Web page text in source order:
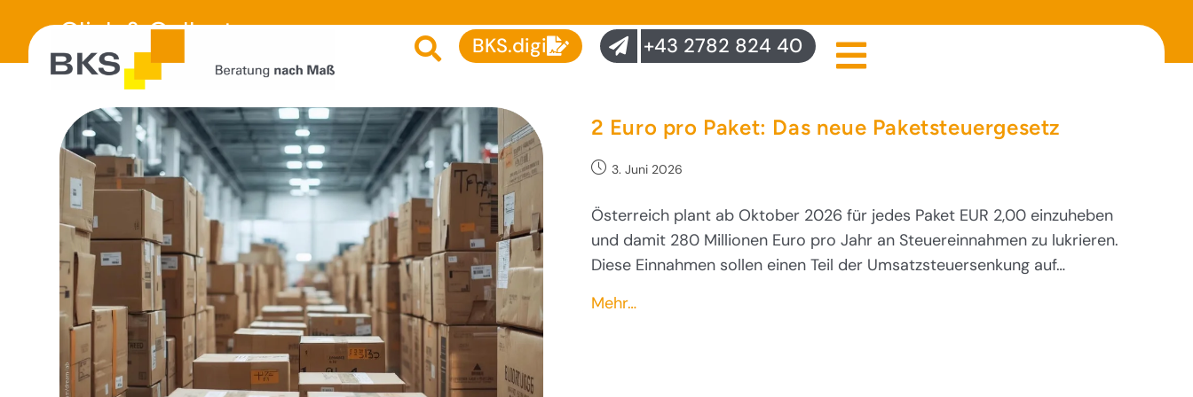
BKS.digi +43 2782 824 40
Click & Collect
2 Euro pro Paket: Das neue Paketsteuergesetz
3. Juni 2026
Österreich plant ab Oktober 2026 für jedes Paket EUR 2,00 einzuheben
und damit 280 Millionen Euro pro Jahr an Steuereinnahmen zu lukrieren.
Diese Einnahmen sollen einen Teil der Umsatzsteuersenkung auf…
Mehr…